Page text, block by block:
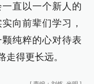
直以一个新人的
向前辈们学习，
纯粹的心对待表
得更长远。